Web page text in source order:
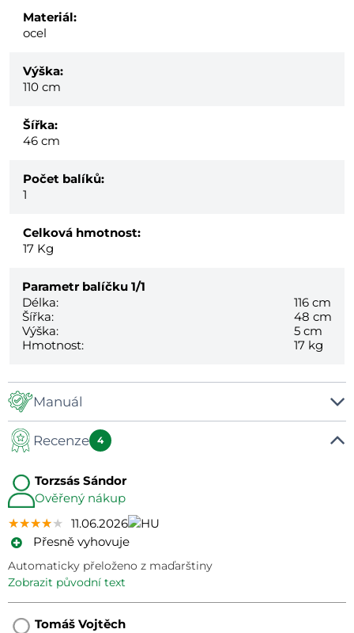
Materiál:
ocel
Výška:
110 cm
Šířka:
46 cm
Počet balíků:
1
Celková hmotnost:
17 Kg
Parametr balíčku 1/1
Délka:
116 cm
Šířka:
48 cm
Výška:
5 cm
Hmotnost:
17 kg
Manuál
Manuál
Recenze 4
Torzsás Sándor
Ověřený nákup
★★★★★
★★★★★
★★★★★ 11.06.2026
Přesně vyhovuje
Automaticky přeloženo z maďarštiny
zobrazit původní text
Tomáš Vojtěch